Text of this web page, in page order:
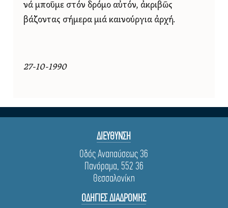
νά μποῦμε στόν δρόμο αὐτόν, ἀκριβῶς
βάζοντας σήμερα μιά καινούργια ἀρχή.
27-10-1990
ΔΙΕΥΘΥΝΣΗ
Οδός Αναπαύσεως 36
Πανόραμα, 552 36
Θεσσαλονίκη
ΟΔΗΓΙΕΣ ΔΙΑΔΡΟΜΗΣ